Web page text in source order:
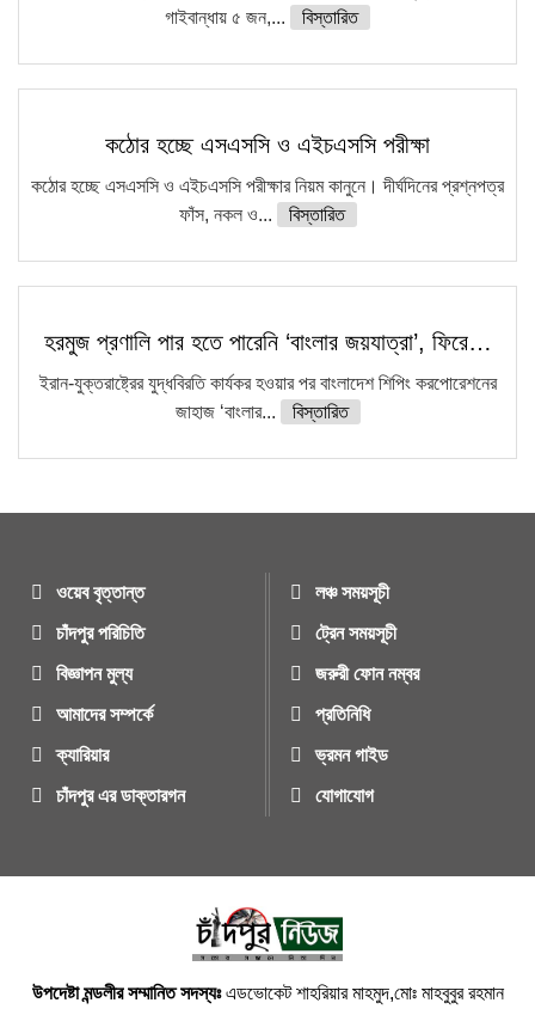
গাইবান্ধায় ৫ জন,...
বিস্তারিত
কঠোর হচ্ছে এসএসসি ও এইচএসসি পরীক্ষা
কঠোর হচ্ছে এসএসসি ও এইচএসসি পরীক্ষার নিয়ম কানুনে। দীর্ঘদিনের প্রশ্নপত্র
ফাঁস, নকল ও...
বিস্তারিত
হরমুজ প্রণালি পার হতে পারেনি ‘বাংলার জয়যাত্রা’, ফিরে…
ইরান-যুক্তরাষ্ট্রের যুদ্ধবিরতি কার্যকর হওয়ার পর বাংলাদেশ শিপিং করপোরেশনের
জাহাজ ‘বাংলার...
বিস্তারিত
ওয়েব বৃত্তান্ত
চাঁদপুর পরিচিতি
বিজ্ঞাপন মুল্য
আমাদের সম্পর্কে
ক্যারিয়ার
চাঁদপুর এর ডাক্তারগন
লঞ্চ সময়সূচী
ট্রেন সময়সূচী
জরুরী ফোন নম্বর
প্রতিনিধি
ভ্রমন গাইড
যোগাযোগ
উপদেষ্টা মন্ডলীর সম্মানিত সদস্যঃএডভোকেট শাহরিয়ার মাহমুদ,মোঃ মাহবুবুর রহমান